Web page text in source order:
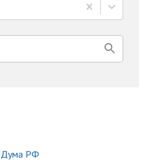
Дума РФ